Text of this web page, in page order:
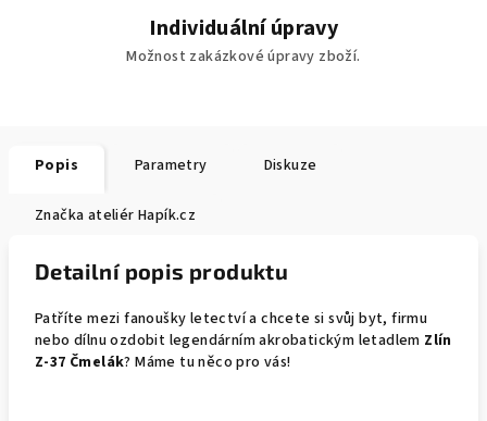
Individuální úpravy
Možnost zakázkové úpravy zboží.
Popis Parametry Diskuze
Značka ateliér Hapík.cz
Detailní popis produktu
Patříte mezi fanoušky letectví a chcete si svůj byt, firmu
nebo dílnu ozdobit legendárním akrobatickým letadlem Zlín
Z-37 Čmelák? Máme tu něco pro vás!